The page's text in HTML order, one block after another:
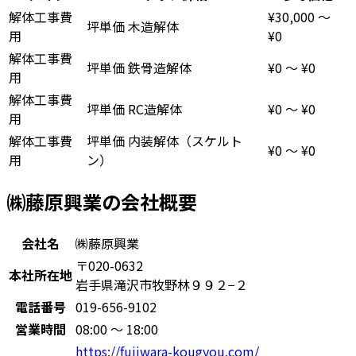
解体工事費
用
坪単価木造解体 ¥30,000〜
¥0
解体工事費
用
坪単価鉄骨造解体 ¥0〜¥0
解体工事費
用
坪単価 RC造解体 ¥0〜¥0
解体工事費
用
坪単価 内装解体（スケルト
ン）
¥0〜¥0
㈱藤原興業の会社概要
会社名
㈱藤原興業
本社所在地 〒020-0632
岩手県滝沢市牧野林９９２−２
電話番号 019-656-9102
営業時間 08:00 〜 18:00
https://fujiwara-kougyou.com/